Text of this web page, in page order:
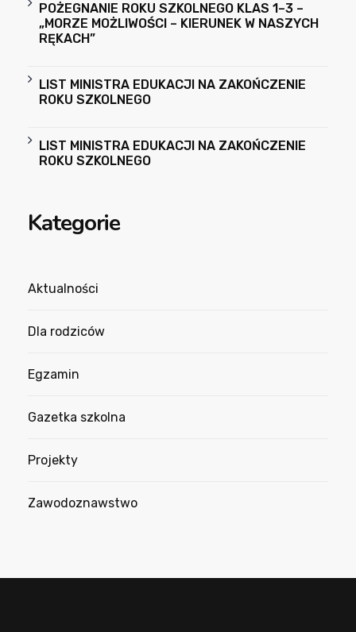
POŻEGNANIE ROKU SZKOLNEGO KLAS 1–3 –
„MORZE MOŻLIWOŚCI – KIERUNEK W NASZYCH
RĘKACH”
LIST MINISTRA EDUKACJI NA ZAKOŃCZENIE
ROKU SZKOLNEGO
LIST MINISTRA EDUKACJI NA ZAKOŃCZENIE
ROKU SZKOLNEGO
Kategorie
Aktualności
Dla rodziców
Egzamin
Gazetka szkolna
Projekty
Zawodoznawstwo